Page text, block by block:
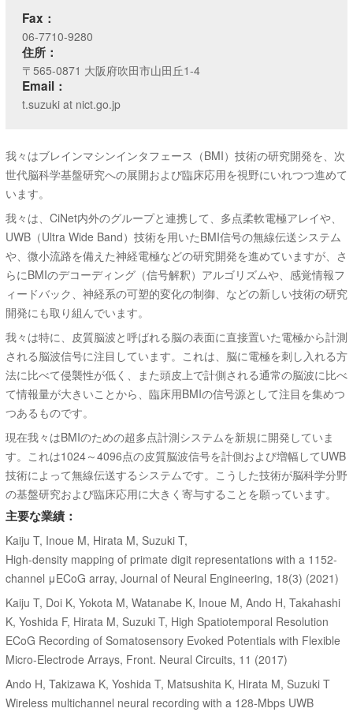
Fax：
06-7710-9280
住所：
〒565-0871 大阪府吹田市山田丘1-4
Email：
t.suzuki at nict.go.jp
我々はブレインマシンインタフェース（BMI）技術の研究開発を、次
世代脳科学基盤研究への展開および臨床応用を視野にいれつつ進めて
います。
我々は、CiNet内外のグループと連携して、多点柔軟電極アレイや、
UWB（Ultra Wide Band）技術を用いたBMI信号の無線伝送システム
や、微小流路を備えた神経電極などの研究開発を進めていますが、さ
らにBMIのデコーディング（信号解釈）アルゴリズムや、感覚情報フ
ィードバック、神経系の可塑的変化の制御、などの新しい技術の研究
開発にも取り組んでいます。
我々は特に、皮質脳波と呼ばれる脳の表面に直接置いた電極から計測
される脳波信号に注目しています。これは、脳に電極を刺し入れる方
法に比べて侵襲性が低く、また頭皮上で計側される通常の脳波に比べ
て情報量が大きいことから、臨床用BMIの信号源として注目を集めつ
つあるものです。
現在我々はBMIのための超多点計測システムを新規に開発していま
す。これは1024～4096点の皮質脳波信号を計側および増幅してUWB
技術によって無線伝送するシステムです。こうした技術が脳科学分野
の基盤研究および臨床応用に大きく寄与することを願っています。
主要な業績：
Kaiju T, Inoue M, Hirata M, Suzuki T,
High-density mapping of primate digit representations with a 1152-
channel μECoG array, Journal of Neural Engineering, 18(3) (2021)
Kaiju T, Doi K, Yokota M, Watanabe K, Inoue M, Ando H, Takahashi
K, Yoshida F, Hirata M, Suzuki T, High Spatiotemporal Resolution
ECoG Recording of Somatosensory Evoked Potentials with Flexible
Micro-Electrode Arrays, Front. Neural Circuits, 11 (2017)
Ando H, Takizawa K, Yoshida T, Matsushita K, Hirata M, Suzuki T
Wireless multichannel neural recording with a 128-Mbps UWB